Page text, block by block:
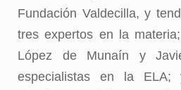
Fundación Valdecilla, y
tres expertos en la
López de Munaín y
especialistas en la